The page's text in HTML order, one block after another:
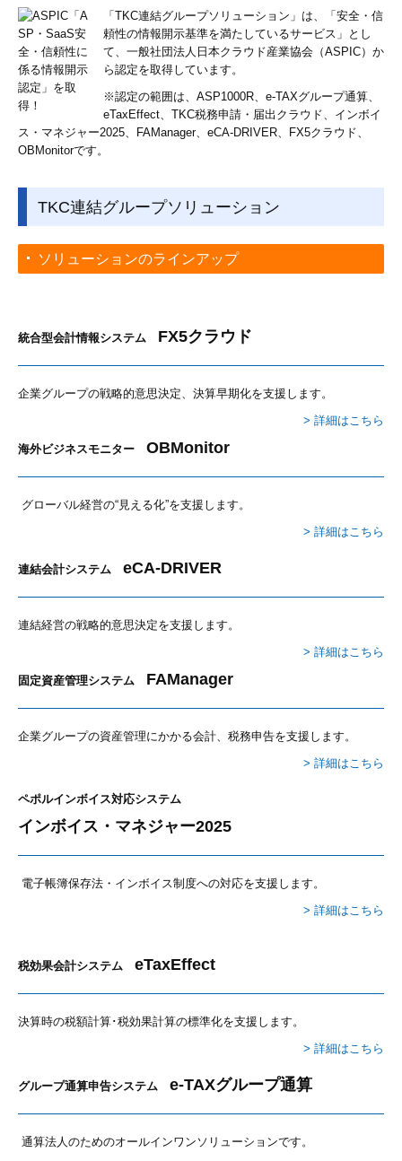
お客様紹介
税務会計ワンポイントニュース
採用情報
採用メッセージ
福利厚生
募集要項
「TKC連結グループソリューション」は、「安全・信
頼性の情報開示基準を満たしているサービス」とし
て、一般社団法人日本クラウド産業協会（ASPIC）か
ら認定を取得しています。
※認定の範囲は、ASP1000R、e-TAXグループ通算、
eTaxEffect、TKC税務申請・届出クラウド、インボイ
ス・マネジャー2025、FAManager、eCA-DRIVER、FX5クラウド、
OBMonitorです。
TKC連結グループソリューション
ソリューションのラインアップ
統合型会計情報システム FX5クラウド
企業グループの戦略的意思決定、決算早期化を支援します。
> 詳細はこちら
海外ビジネスモニター OBMonitor
グローバル経営の“見える化”を支援します。
> 詳細はこちら
連結会計システム eCA-DRIVER
連結経営の戦略的意思決定を支援します。
> 詳細はこちら
固定資産管理システム FAManager
企業グループの資産管理にかかる会計、税務申告を支援します。
> 詳細はこちら
ペポルインボイス対応システム
インボイス・マネジャー2025
電子帳簿保存法・インボイス制度への対応を支援します。
> 詳細はこちら
税効果会計システム eTaxEffect
決算時の税額計算･税効果計算の標準化を支援します。
> 詳細はこちら
グループ通算申告システム e-TAXグループ通算
通算法人のためのオールインワンソリューションです。